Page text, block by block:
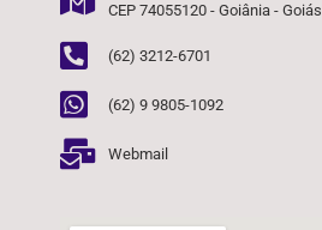
CEP 74055120 - Goiânia - Goiás
(62) 3212-6701
(62) 9 9805-1092
Webmail